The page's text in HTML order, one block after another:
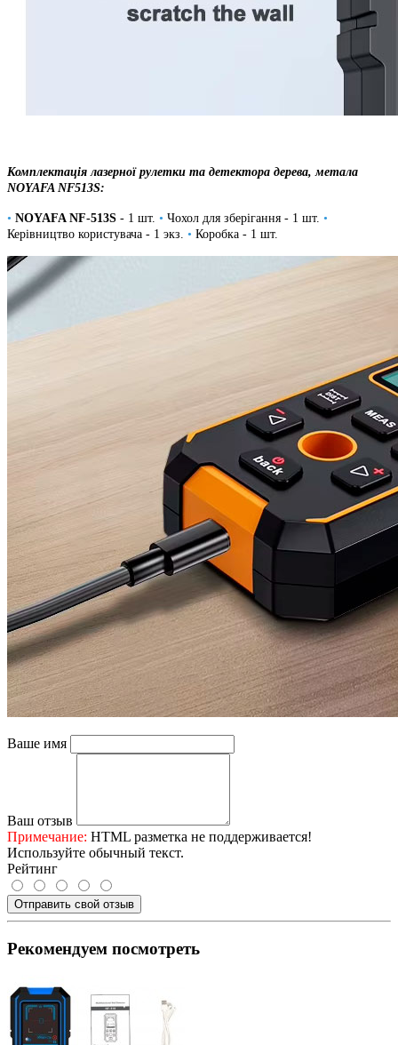
Комплектація лазерної рулетки та детектора дерева, метала
NOYAFA NF513S:
• NOYAFA NF-513S - 1 шт. • Чохол для зберігання - 1 шт. •
Керівництво користувача - 1 экз. • Коробка - 1 шт.
Ваше имя
Ваш отзыв
Примечание: HTML разметка не поддерживается!
Используйте обычный текст.
Рейтинг
Отправить свой отзыв
Рекомендуем посмотреть